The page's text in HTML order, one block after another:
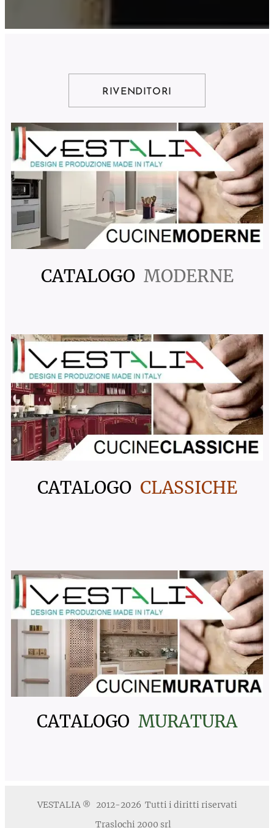
RIVENDITORI
CATALOGO MODERNE
CATALOGO CLASSICHE
CATALOGO MURATURA
VESTALIA ®
2012-2026 Tutti i diritti riservati
Traslochi 2000 srl